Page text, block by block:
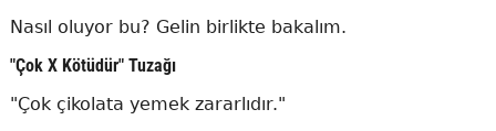
Nasıl oluyor bu? Gelin birlikte bakalım.
"Çok X Kötüdür" Tuzağı
"Çok çikolata yemek zararlıdır."